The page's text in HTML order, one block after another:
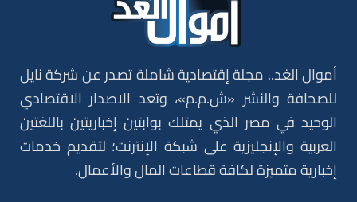
أموال الغد.. مجلة إقتصادية شاملة تصدر عن شركة نايل
للصحافة والنشر «ش.م.م»، وتعد الاصدار الاقتصادي
الوحيد في مصر الذي يمتلك بوابتين إخباريتين باللغتين
العربية والإنجليزية على شبكة الإنترنت؛ لتقديم خدمات
إخبارية متميزة لكافة قطاعات المال والأعمال.